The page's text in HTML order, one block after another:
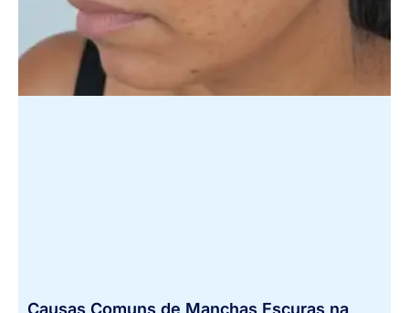
Causas Comuns de Manchas Escuras na